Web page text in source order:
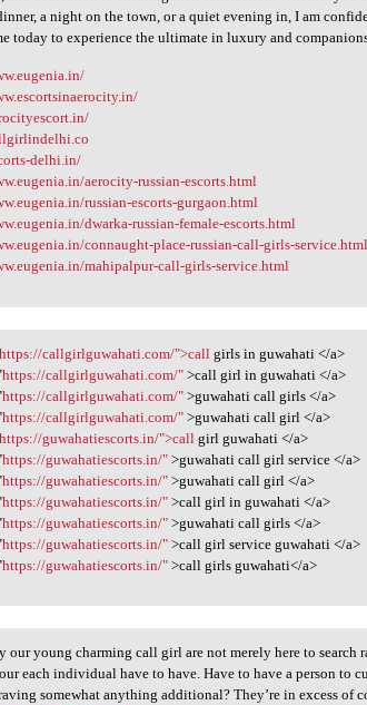
a night on the town, or a quiet evening in, I am
today to experience the ultimate in luxury and
delhi.in/
aerocity-russian-escorts.html
russian-escorts-gurgaon.html
dwarka-russian-female-escorts.html
connaught-place-russian-call-girls-service.html
mahipalpur-call-girls-service.html
https://callgirlguwahati.com/">call girls in guwahati </a>
https://callgirlguwahati.com/" >call girl in guwahati </a>
https://callgirlguwahati.com/" >guwahati call girls </a>
https://callgirlguwahati.com/" >guwahati call girl </a>
https://guwahatiescorts.in/">call girl guwahati </a>
https://guwahatiescorts.in/" >guwahati call girl service </a>
https://guwahatiescorts.in/" >guwahati call girl </a>
https://guwahatiescorts.in/" >call girl in guwahati </a>
https://guwahatiescorts.in/" >guwahati call girls </a>
https://guwahatiescorts.in/" >call girl service guwahati </a>
https://guwahatiescorts.in/" >call girls guwahati</a>
our young charming
our young charming call girl are not merely here to search
each individual have to have. Have to have a person to
somewhat anything additional? They’re in excess of